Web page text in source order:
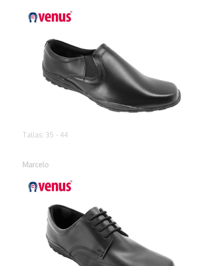
Tallas: 35 - 44
Marcelo